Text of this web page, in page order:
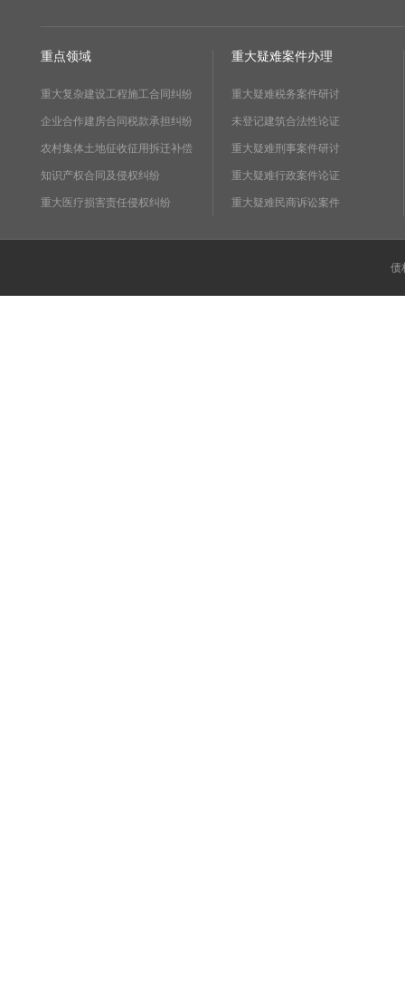
重点领域
重大复杂建设工程施工合同纠纷
企业合作建房合同税款承担纠纷
农村集体土地征收征用拆迁补偿
知识产权合同及侵权纠纷
重大医疗损害责任侵权纠纷
重大疑难案件办理
重大疑难税务案件研讨
未登记建筑合法性论证
重大疑难刑事案件研讨
重大疑难行政案件论证
重大疑难民商诉讼案件
债